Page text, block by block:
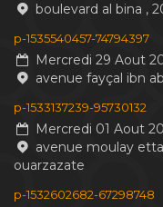
boulevard al bina ,
p-1535540457-74794397
Mercredi 29 Aout
avenue fayçal ibn
p-1533137239-95730132
Mercredi 01 Aout
avenue moulay
ouarzazate
p-1532602682-67298748